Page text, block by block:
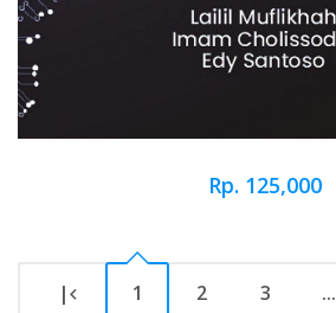
Rp. 125,000
| 1 2 3 ...